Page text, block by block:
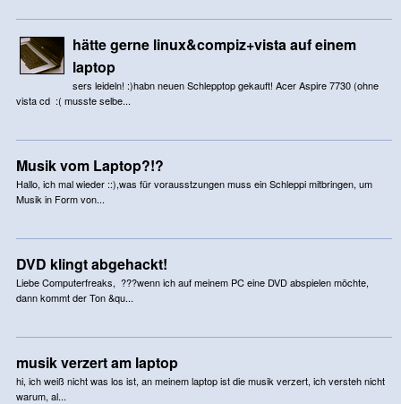
hätte gerne linux&compiz+vista auf einem
laptop
sers leideln! :)habn neuen Schlepptop gekauft! Acer Aspire 7730 (ohne
vista cd :( musste selbe...
Musik vom Laptop?!?
Hallo, ich mal wieder ::),was für vorausstzungen muss ein Schleppi mitbringen, um
Musik in Form von...
DVD klingt abgehackt!
Liebe Computerfreaks, ???wenn ich auf meinem PC eine DVD abspielen möchte,
dann kommt der Ton &qu...
musik verzert am laptop
hi, ich weiß nicht was los ist, an meinem laptop ist die musik verzert, ich versteh nicht
warum, al...